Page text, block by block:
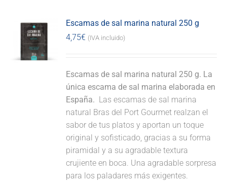
Escamas de sal marina natural 250 g
4,75€ (IVA incluido)
Escamas de sal marina natural 250 g. La
única escama de sal marina elaborada en
España. Las escamas de sal marina
natural Bras del Port Gourmet realzan el
sabor de tus platos y aportan un toque
original y sofisticado, gracias a su forma
piramidal y a su agradable textura
crujiente en boca. Una agradable sorpresa
para los paladares más exigentes.